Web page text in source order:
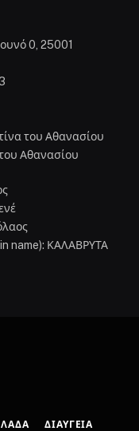
0, 25001
του Αθανασίου
Αθανασίου
name): ΚΑΛΑΒΡΥΤΑ
ΔΙΑΎΓΕΙΑ